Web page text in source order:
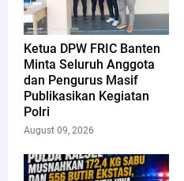
Ketua DPW FRIC Banten
Minta Seluruh Anggota
dan Pengurus Masif
Publikasikan Kegiatan
Polri
August 09, 2026